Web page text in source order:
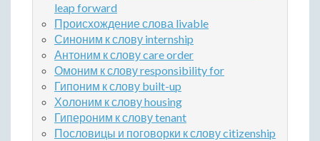
leap forward
Происхождение слова livable
Синоним к слову internship
Антоним к слову care order
Омоним к слову responsibility for
Гипоним к слову built-up
Холоним к слову housing
Гипероним к слову tenant
Пословицы и поговорки к слову citizenship